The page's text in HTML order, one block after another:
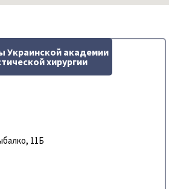
Украинской академии
хирургии
11Б